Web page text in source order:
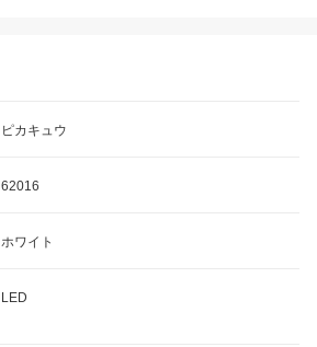
ピカキュウ
62016
ホワイト
LED